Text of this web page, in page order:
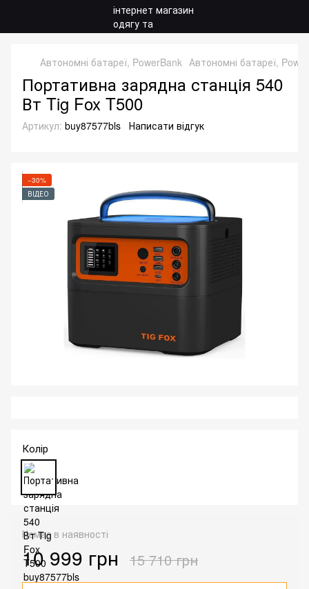
Автономні батареї, PowerBank Автономні батареї,
Портативна зарядна станція 540
Вт Tig Fox T500
Артикул: buy87577bls Написати відгук
−30%
ВІДЕО
Колір
Немає в наявності
10 999 грн 15 710 грн